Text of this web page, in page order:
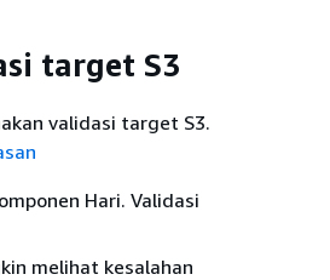
target S3
validasi target S3.
Hari. Validasi
melihat kesalahan